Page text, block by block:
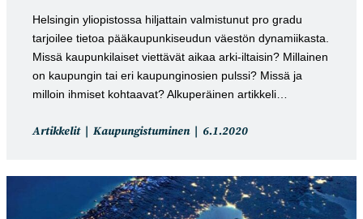
Helsingin yliopistossa hiljattain valmistunut pro gradu
tarjoilee tietoa pääkaupunkiseudun väestön dynamiikasta.
Missä kaupunkilaiset viettävät aikaa arki-iltaisin? Millainen
on kaupungin tai eri kaupunginosien pulssi? Missä ja
milloin ihmiset kohtaavat? Alkuperäinen artikkeli…
Artikkelin
Artikkelit Kaupungistuminen
Artikkeli
6.1.2020